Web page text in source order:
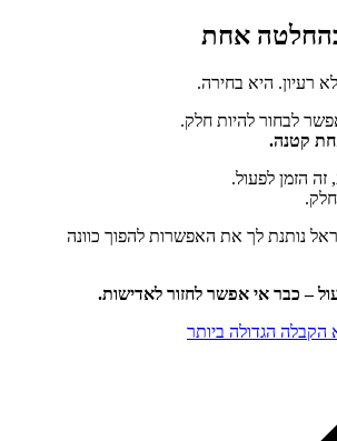
בהחלטה אחת
רעיון. היא בחירה.
לבחור להיות חלק.
קטנה.
הזמן לפעול.
נותנת לך את האפשרות להפוך כוונה
– כבר אי אפשר לחזור לאדישות.
הקבלה הגדולה ביותר